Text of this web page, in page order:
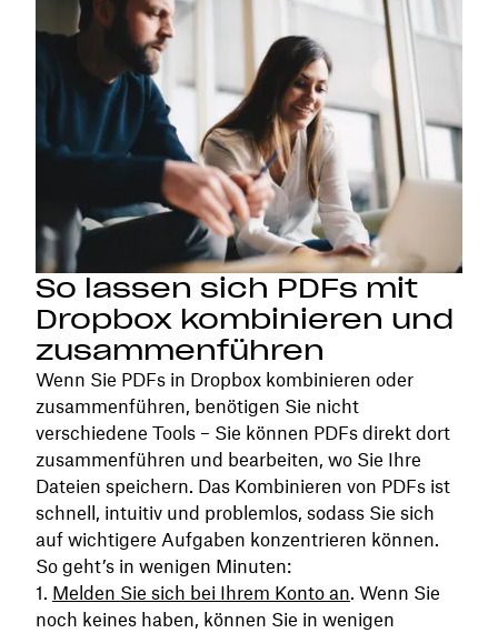
So lassen sich PDFs mit
Dropbox kombinieren und
zusammenführen
Wenn Sie PDFs in Dropbox kombinieren oder
zusammenführen, benötigen Sie nicht
verschiedene Tools – Sie können PDFs direkt dort
zusammenführen und bearbeiten, wo Sie Ihre
Dateien speichern. Das Kombinieren von PDFs ist
schnell, intuitiv und problemlos, sodass Sie sich
auf wichtigere Aufgaben konzentrieren können.
So geht’s in wenigen Minuten:
Melden Sie sich bei Ihrem Konto an. Wenn Sie
noch keines haben, können Sie in wenigen